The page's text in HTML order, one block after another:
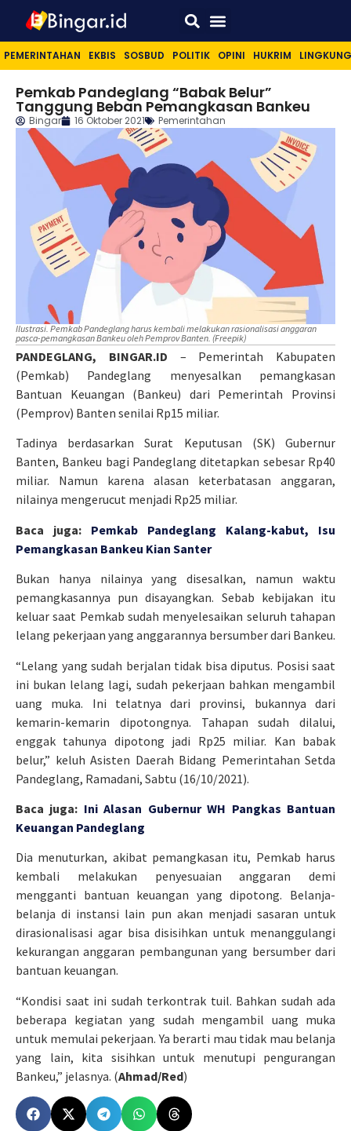
PEMERINTAHAN EKBIS SOSBUD POLITIK OPINI HUKRIM
Pemkab Pandeglang “Babak Belur”
Tanggung Beban Pemangkasan Bankeu
Bingar 16 Oktober 2021 Pemerintahan
Ilustrasi. Pemkab Pandeglang harus kembali melakukan rasionalisasi anggaran
pasca-pemangkasan Bankeu oleh Pemprov Banten. (Freepik)
PANDEGLANG, BINGAR.ID – Pemerintah Kabupaten
(Pemkab) Pandeglang menyesalkan pemangkasan
Bantuan Keuangan (Bankeu) dari Pemerintah Provinsi
(Pemprov) Banten senilai Rp15 miliar.
Tadinya berdasarkan Surat Keputusan (SK) Gubernur
Banten, Bankeu bagi Pandeglang ditetapkan sebesar Rp40
miliar. Namun karena alasan keterbatasan anggaran,
nilainya mengerucut menjadi Rp25 miliar.
Baca juga: Pemkab Pandeglang Kalang-kabut, Isu
Pemangkasan Bankeu Kian Santer
Bukan hanya nilainya yang disesalkan, namun waktu
pemangkasannya pun disayangkan. Sebab kebijakan itu
keluar saat Pemkab sudah menyelesaikan seluruh tahapan
lelang pekerjaan yang anggarannya bersumber dari Bankeu.
“Lelang yang sudah berjalan tidak bisa diputus. Posisi saat
ini bukan lelang lagi, sudah pekerjaan bahkan mengambil
uang muka. Ini telatnya dari provinsi, bukannya dari
kemarin-kemarin dipotongnya. Tahapan sudah dilalui,
enggak tahunya dipotong jadi Rp25 miliar. Kan babak
belur,” keluh Asisten Daerah Bidang Pemerintahan Setda
Pandeglang, Ramadani, Sabtu (16/10/2021).
Baca juga: Ini Alasan Gubernur WH Pangkas Bantuan
Keuangan Pandeglang
Dia menuturkan, akibat pemangkasan itu, Pemkab harus
kembali melakukan penyesuaian anggaran demi
mengganti bantuan keuangan yang dipotong. Belanja-
belanja di instansi lain pun akan menjadi sasaran untuk
dirasionalisasi agar bisa disisihkan untuk menanggulangi
kekurangan anggaran pembangunan yang bersumber dari
bantuan keuangan.
“Kondisi saat ini sudah terkontrak tuil. Bahkan sudah ada
beberapa kegiatan yang sudah mengambil uang muka
untuk memulai pekerjaan. Ya berarti mau tidak mau belanja
yang lain, kita sisihkan untuk menutupi pengurangan
Bankeu,” jelasnya. (Ahmad/Red)